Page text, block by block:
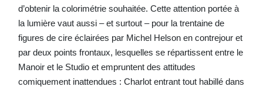
d’obtenir la colorimétrie souhaitée. Cette attention portée à
la lumière vaut aussi – et surtout – pour la trentaine de
figures de cire éclairées par Michel Helson en contrejour et
par deux points frontaux, lesquelles se répartissent entre le
Manoir et le Studio et empruntent des attitudes
comiquement inattendues : Charlot entrant tout habillé dans